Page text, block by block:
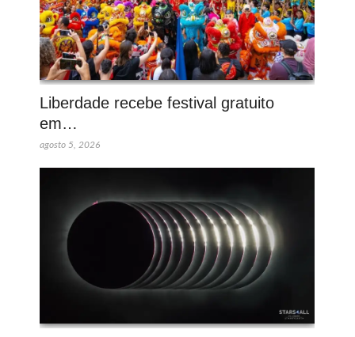
Liberdade recebe festival gratuito
em…
agosto 5, 2026